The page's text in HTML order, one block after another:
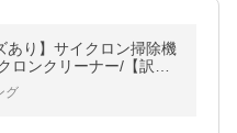
あり】サイクロン掃除機
ンジ
グ